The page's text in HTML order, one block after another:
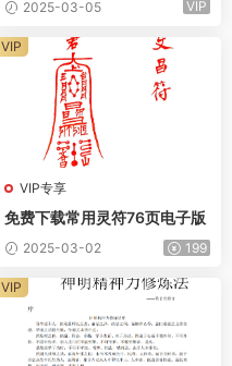
2025-03-05 VIP
VIP专享
免费下载常用灵符76页电子版
2025-03-02 199
VIP
VIP